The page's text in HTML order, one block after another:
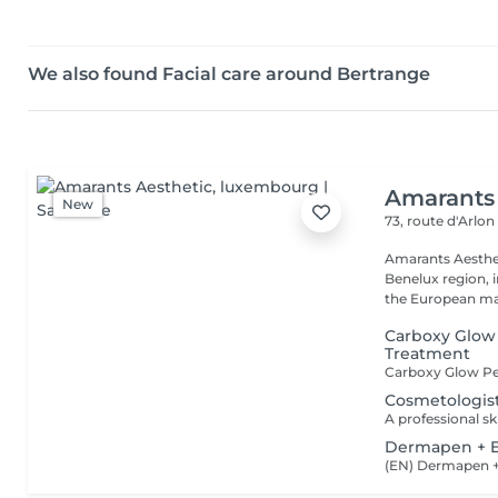
We also found Facial care around Bertrange
New
73, route d'Arlon
Amarants
Benelux region,
the European
Carboxy
Treatment
Dermapen +